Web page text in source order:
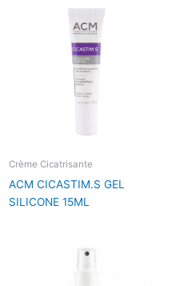
Crème Cicatrisante
ACM CICASTIM.S GEL
SILICONE 15ML